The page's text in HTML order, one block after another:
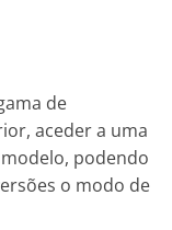
de
aceder a uma
podendo
o modo de